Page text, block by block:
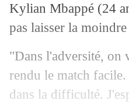
Kylian Mbappé (24
pas laisser la
"Dans l'adversité, on
rendu le match
dans la difficulté.
27/03 Man Utd:
27/03 Lille : David,
27/03 M'Gladbach: